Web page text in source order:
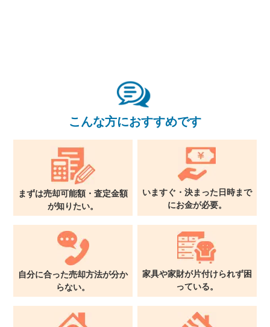
こんな方におすすめです
まずは売却可能額・査定金額
が知りたい。
いますぐ・決まった日時まで
にお金が必要。
自分に合った売却方法が分か
らない。
家具や家財が片付けられず困
っている。